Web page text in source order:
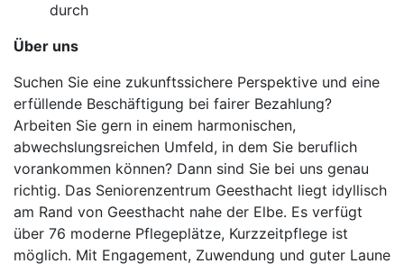
durch
Über uns
Suchen Sie eine zukunftssichere Perspektive und eine
erfüllende Beschäftigung bei fairer Bezahlung?
Arbeiten Sie gern in einem harmonischen,
abwechslungsreichen Umfeld, in dem Sie beruflich
vorankommen können? Dann sind Sie bei uns genau
richtig. Das Seniorenzentrum Geesthacht liegt idyllisch
am Rand von Geesthacht nahe der Elbe. Es verfügt
über 76 moderne Pflegeplätze, Kurzzeitpflege ist
möglich. Mit Engagement, Zuwendung und guter Laune